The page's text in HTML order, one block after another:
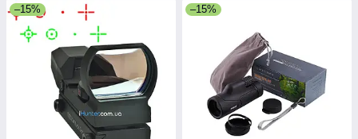
–15% –15%